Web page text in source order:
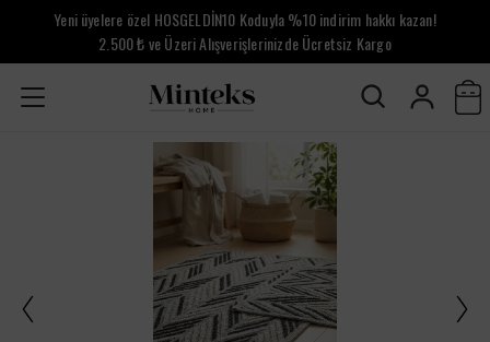
Yeni üyelere özel HOSGELDİN10 Koduyla %10 indirim hakkı kazan!
2.500 ₺ ve Üzeri Alışverişlerinizde Ücretsiz Kargo